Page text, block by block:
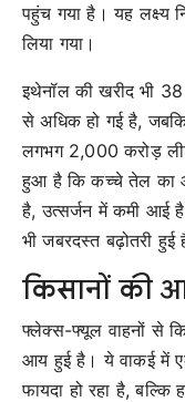
पहुंच गया है। यह लक्ष्य
लिया गया।
इथेनॉल की खरीद भी
से अधिक हो गई है,
लगभग 2,000 करोड़
हुआ है कि कच्चे तेल का
है, उत्सर्जन में कमी आई
भी जबरदस्त बढ़ोतरी हुई
किसानों की
फ्लेक्स-फ्यूल वाहनों से
आय हुई है। ये वाकई में
फायदा हो रहा है, बल्कि